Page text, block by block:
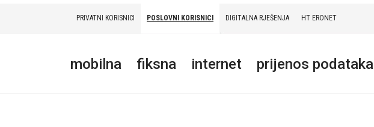
PRIVATNI KORISNICI POSLOVNI KORISNICI DIGITALNA RJEŠENJA HT ERONET
mobilna fiksna internet prijenos podataka